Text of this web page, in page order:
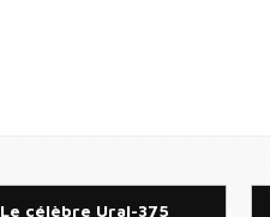
Le célèbre Ural-375